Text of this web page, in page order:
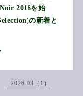
2016を始
の新着と
2026-03（1）